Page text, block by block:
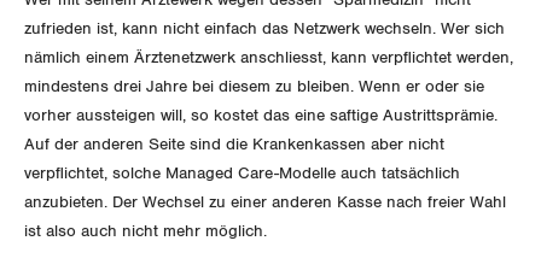
Bestellformular
Feministische Kommission
Jugendkommission
Migrationskommission
Aargau
Beide Basel
Bern
Freiburg
Vernehmlassungen
Bücher/Broschüren
Blog Daniel Lampart
Der Europa-Blog
zufrieden ist, kann nicht einfach das Netzwerk wechseln. Wer sich
nämlich einem Ärztenetzwerk anschliesst, kann verpflichtet werden,
mindestens drei Jahre bei diesem zu bleiben. Wenn er oder sie
vorher aussteigen will, so kostet das eine saftige Austrittsprämie.
Auf der anderen Seite sind die Krankenkassen aber nicht
verpflichtet, solche Managed Care-Modelle auch tatsächlich
anzubieten. Der Wechsel zu einer anderen Kasse nach freier Wahl
ist also auch nicht mehr möglich.